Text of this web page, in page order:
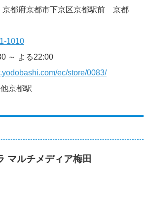
京都府京都市下京区京都駅前 京都
1010
～ よる22:00
ec/store/0083/
京都駅
マルチメディア梅田